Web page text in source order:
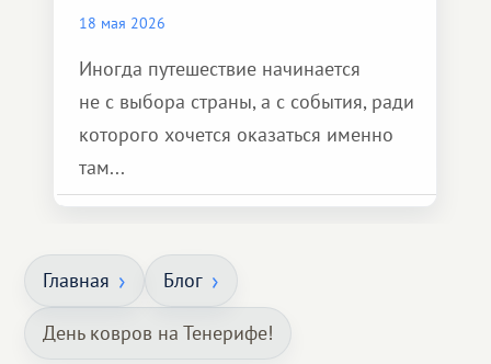
18 мая 2026
Иногда путешествие начинается
не с выбора страны, а с события, ради
которого хочется оказаться именно
там...
Главная Блог
День ковров на Тенерифе!